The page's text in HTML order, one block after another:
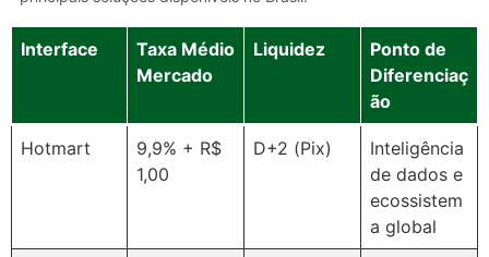
Interface
Taxa Médio
Mercado
Liquidez
Ponto de
Diferenciaç
ão
Hotmart
9,9% + R$
1,00
D+2 (Pix)
Inteligência
de dados e
ecossistem
a global